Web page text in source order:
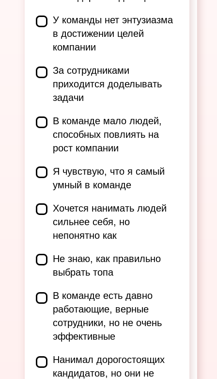
У команды нет энтузиазма
в достижении целей
компании
За сотрудниками
приходится доделывать
задачи
В команде мало людей,
способных повлиять на
рост компании
Я чувствую, что я самый
умный в команде
Хочется нанимать людей
сильнее себя, но
непонятно как
Не знаю, как правильно
выбрать топа
В команде есть давно
работающие, верные
сотрудники, но не очень
эффективные
Нанимал дорогостоящих
кандидатов, но они не